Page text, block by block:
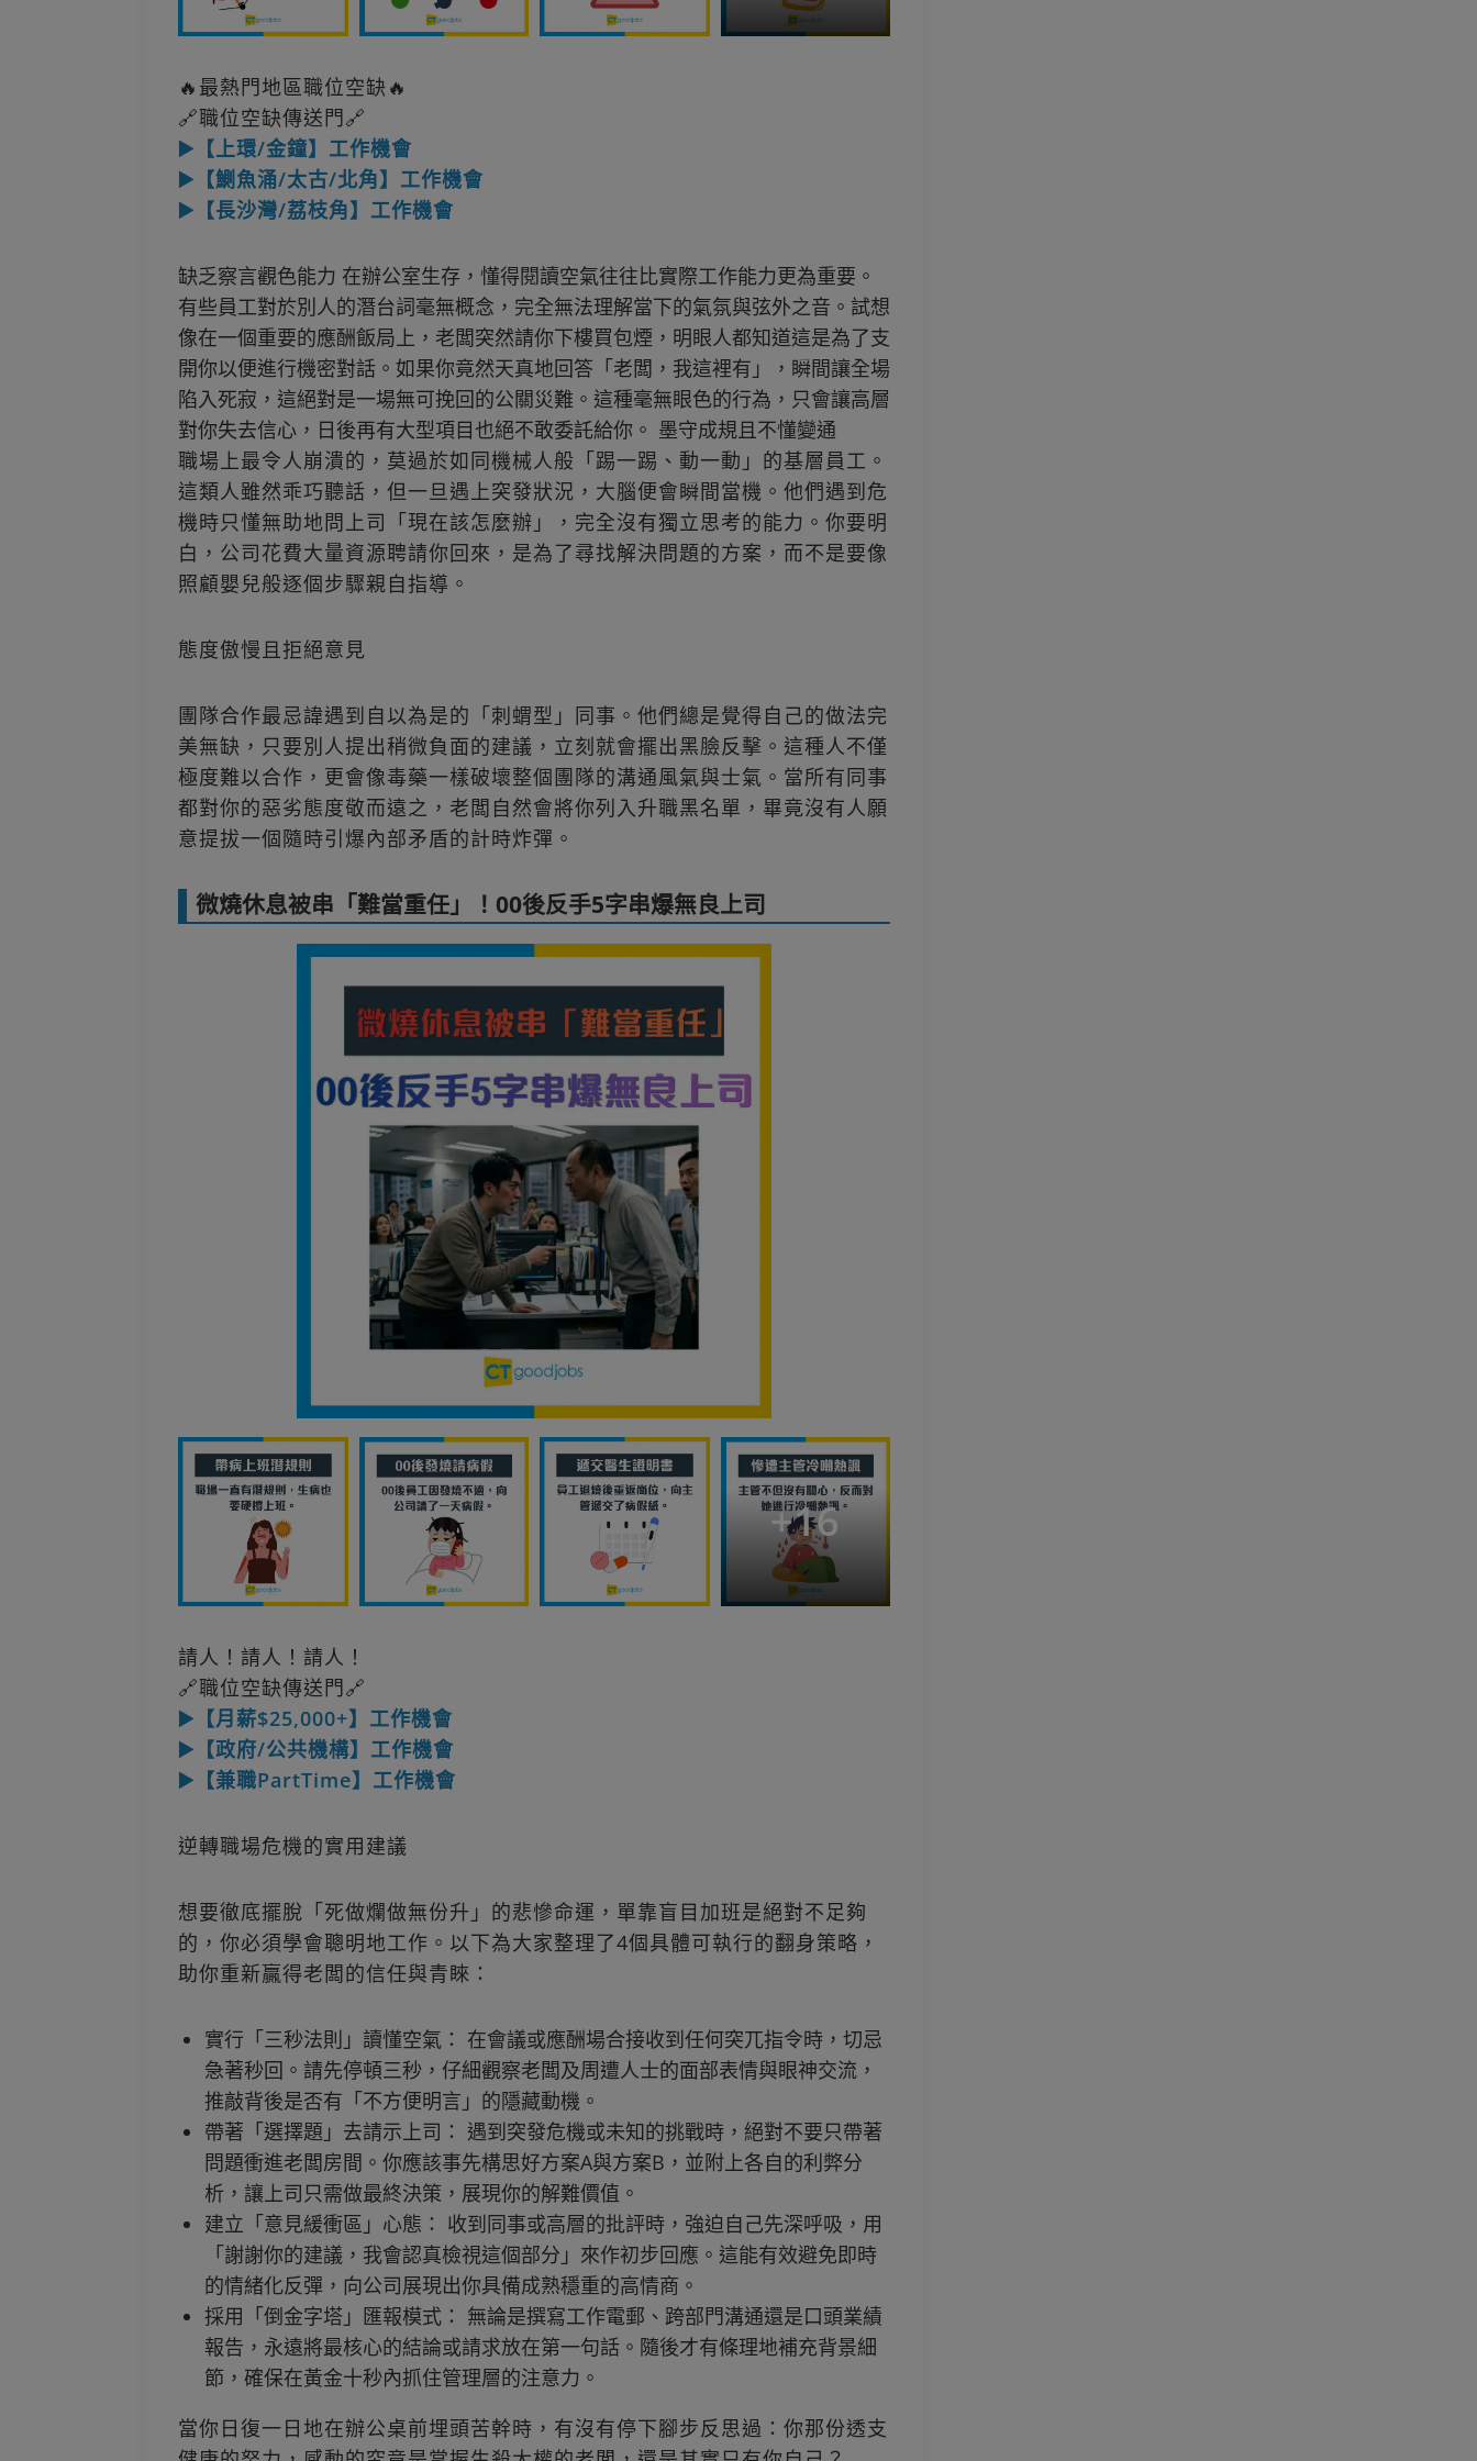
🔥最熱門地區職位空缺🔥
🔗職位空缺傳送門🔗
▶️【上環/金鐘】工作機會
▶️【鰂魚涌/太古/北角】工作機會
▶️【長沙灣/荔枝角】工作機會
缺乏察言觀色能力 在辦公室生存，懂得閱讀空氣往往比實際工作能力更為重要。
有些員工對於別人的潛台詞毫無概念，完全無法理解當下的氣氛與弦外之音。試想
像在一個重要的應酬飯局上，老闆突然請你下樓買包煙，明眼人都知道這是為了支
開你以便進行機密對話。如果你竟然天真地回答「老闆，我這裡有」，瞬間讓全場
陷入死寂，這絕對是一場無可挽回的公關災難。這種毫無眼色的行為，只會讓高層
對你失去信心，日後再有大型項目也絕不敢委託給你。 墨守成規且不懂變通
職場上最令人崩潰的，莫過於如同機械人般「踢一踢、動一動」的基層員工。
這類人雖然乖巧聽話，但一旦遇上突發狀況，大腦便會瞬間當機。他們遇到危
機時只懂無助地問上司「現在該怎麼辦」，完全沒有獨立思考的能力。你要明
白，公司花費大量資源聘請你回來，是為了尋找解決問題的方案，而不是要像
照顧嬰兒般逐個步驟親自指導。
態度傲慢且拒絕意見
團隊合作最忌諱遇到自以為是的「刺蝟型」同事。他們總是覺得自己的做法完
美無缺，只要別人提出稍微負面的建議，立刻就會擺出黑臉反擊。這種人不僅
極度難以合作，更會像毒藥一樣破壞整個團隊的溝通風氣與士氣。當所有同事
都對你的惡劣態度敬而遠之，老闆自然會將你列入升職黑名單，畢竟沒有人願
意提拔一個隨時引爆內部矛盾的計時炸彈。
微燒休息被串「難當重任」！00後反手5字串爆無良上司
+16
請人！請人！請人！
🔗職位空缺傳送門🔗
▶️【月薪$25,000+】工作機會
▶️【政府/公共機構】工作機會
▶️【兼職PartTime】工作機會
逆轉職場危機的實用建議
想要徹底擺脫「死做爛做無份升」的悲慘命運，單靠盲目加班是絕對不足夠
的，你必須學會聰明地工作。以下為大家整理了4個具體可執行的翻身策略，
助你重新贏得老闆的信任與青睞：
實行「三秒法則」讀懂空氣： 在會議或應酬場合接收到任何突兀指令時，切忌
急著秒回。請先停頓三秒，仔細觀察老闆及周遭人士的面部表情與眼神交流，
推敲背後是否有「不方便明言」的隱藏動機。
帶著「選擇題」去請示上司： 遇到突發危機或未知的挑戰時，絕對不要只帶著
問題衝進老闆房間。你應該事先構思好方案A與方案B，並附上各自的利弊分
析，讓上司只需做最終決策，展現你的解難價值。
建立「意見緩衝區」心態： 收到同事或高層的批評時，強迫自己先深呼吸，用
「謝謝你的建議，我會認真檢視這個部分」來作初步回應。這能有效避免即時
的情緒化反彈，向公司展現出你具備成熟穩重的高情商。
採用「倒金字塔」匯報模式： 無論是撰寫工作電郵、跨部門溝通還是口頭業績
報告，永遠將最核心的結論或請求放在第一句話。隨後才有條理地補充背景細
節，確保在黃金十秒內抓住管理層的注意力。
當你日復一日地在辦公桌前埋頭苦幹時，有沒有停下腳步反思過：你那份透支